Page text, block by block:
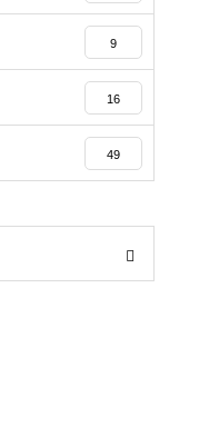
9
16
49